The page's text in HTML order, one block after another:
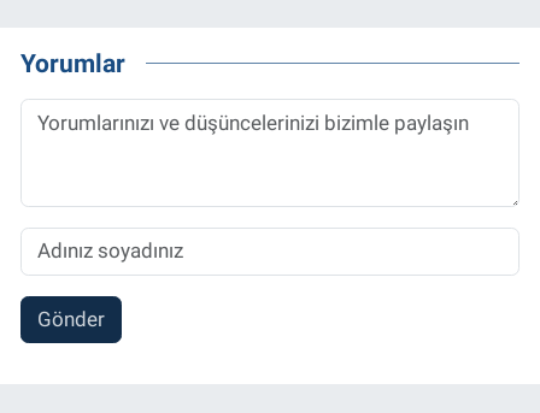
Yorumlar
Gönder